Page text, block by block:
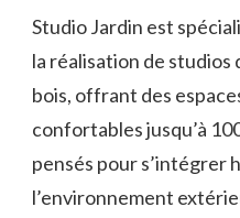
Studio Jardin est
la réalisation de studios
bois, offrant des
confortables jusqu’à
pensés pour s’intégrer
l’environnement